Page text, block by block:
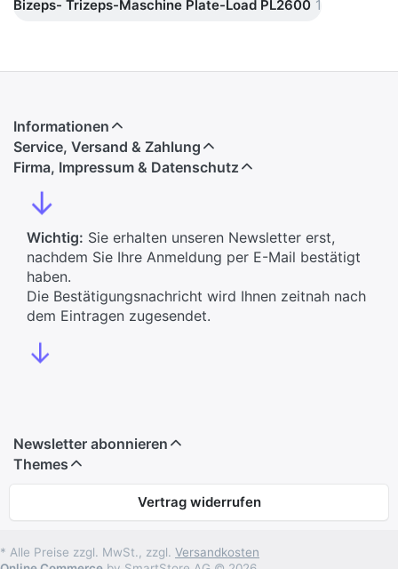
Bizeps- Trizeps-Maschine Plate-Load PL2600 1
Informationen
Service, Versand & Zahlung
Firma, Impressum & Datenschutz
↓
Wichtig: Sie erhalten unseren Newsletter erst,
nachdem Sie Ihre Anmeldung per E-Mail bestätigt
haben.
Die Bestätigungsnachricht wird Ihnen zeitnah nach
dem Eintragen zugesendet.
↓
Newsletter abonnieren
Themes
Vertrag widerrufen
* Alle Preise zzgl. MwSt., zzgl. Versandkosten